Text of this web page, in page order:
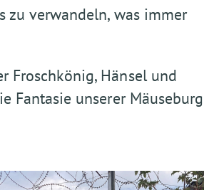
zu verwandeln, was immer
Froschkönig, Hänsel und
Fantasie unserer Mäuseburg